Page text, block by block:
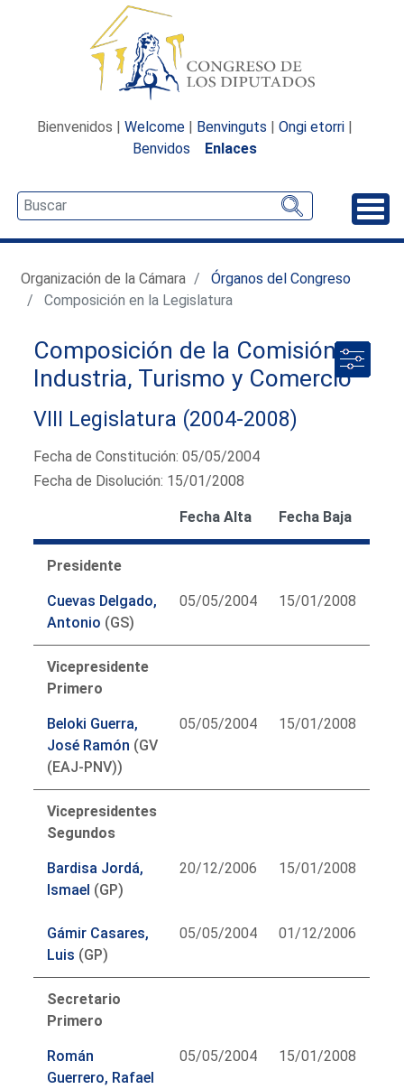
Bienvenidos | Welcome | Benvinguts | Ongi etorri |
Benvidos
Enlaces
Organización de la Cámara
Órganos del Congreso
Composición en la Legislatura
Composición de la Comisión de
Industria, Turismo y Comercio
VIII Legislatura (2004-2008)
Fecha de Constitución: 05/05/2004
Fecha de Disolución: 15/01/2008
Fecha Alta Fecha Baja
Presidente
Cuevas Delgado,
Antonio (GS)
05/05/2004 15/01/2008
Vicepresidente
Primero
Beloki Guerra,
José Ramón (GV
(EAJ-PNV))
05/05/2004 15/01/2008
Vicepresidentes
Segundos
Bardisa Jordá,
Ismael (GP)
20/12/2006 15/01/2008
Gámir Casares,
Luis (GP)
05/05/2004 01/12/2006
Secretario
Primero
Román
Guerrero, Rafael
05/05/2004 15/01/2008